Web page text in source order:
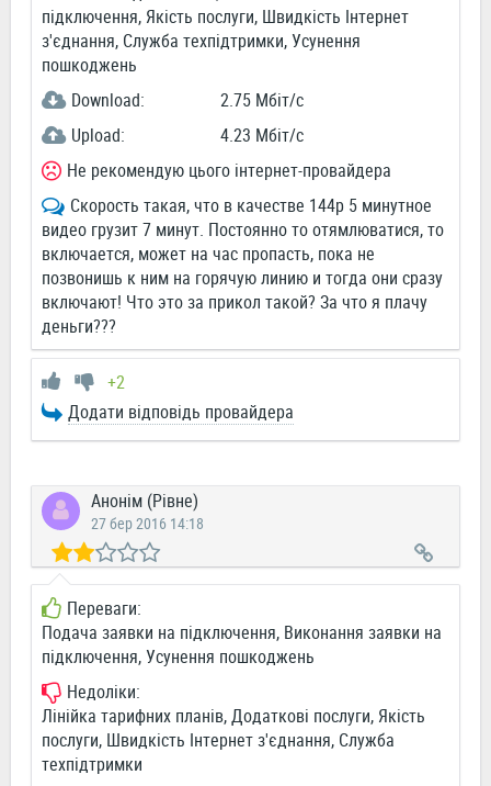
підключення, Якість послуги, Швидкість Інтернет
з'єднання, Служба техпідтримки, Усунення
пошкоджень
Download:
2.75 Мбіт/c
Upload:
4.23 Мбіт/c
Не рекомендую цього інтернет-провайдера
Скорость такая, что в качестве 144р 5 минутное
видео грузит 7 минут. Постоянно то отямлюватися, то
включается, может на час пропасть, пока не
позвонишь к ним на горячую линию и тогда они сразу
включают! Что это за прикол такой? За что я плачу
деньги???
+2
Додати відповідь провайдера
Анонім (Рівне)
27 бер 2016 14:18
Переваги:
Подача заявки на підключення, Виконання заявки на
підключення, Усунення пошкоджень
Недоліки:
Лінійка тарифних планів, Додаткові послуги, Якість
послуги, Швидкість Інтернет з'єднання, Служба
техпідтримки